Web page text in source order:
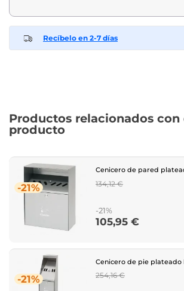
Recíbelo en 2-7 días
Productos relacionados con
producto
-21%
Cenicero de pared
Regular
134,12 €
-21%
Price
105,95 €
-21%
Cenicero de pie plateado
Regular
254,16 €